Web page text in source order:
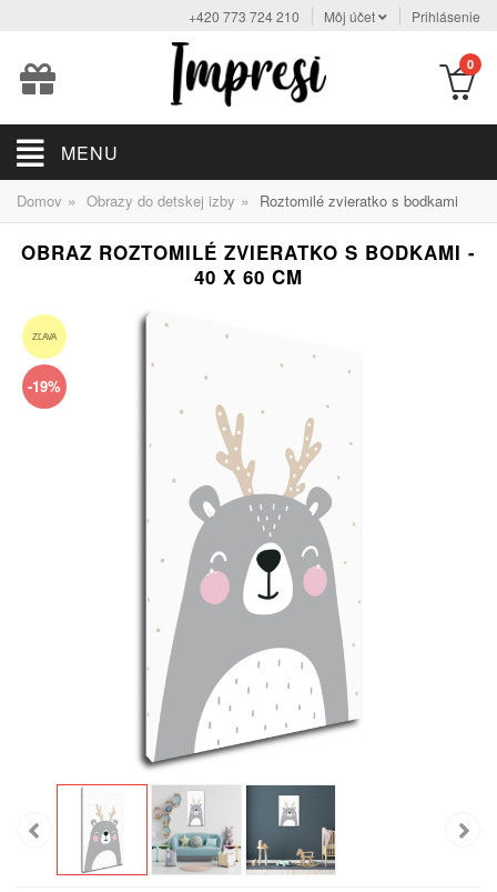
+420 773 724 210 Môj účet Prihlásenie
0
MENU
Domov » Obrazy do detskej izby » Roztomilé zvieratko s bodkami
OBRAZ ROZTOMILÉ ZVIERATKO S BODKAMI -
40 X 60 CM
ZĽAVA
-19%